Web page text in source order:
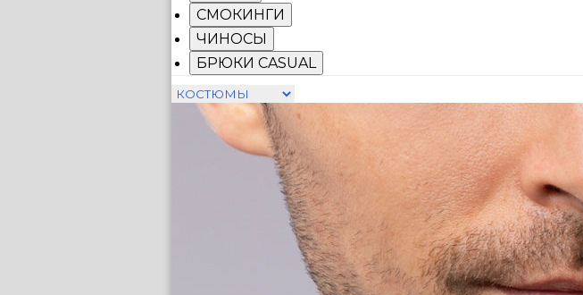
СМОКИНГИ
ЧИНОСЫ
БРЮКИ CASUAL